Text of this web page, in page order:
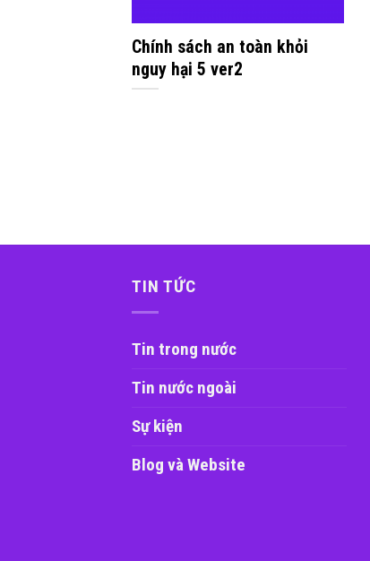
Chính sách an toàn khỏi
nguy hại 5 ver2
TIN TỨC
Tin trong nước
Tin nước ngoài
Sự kiện
Blog và Website